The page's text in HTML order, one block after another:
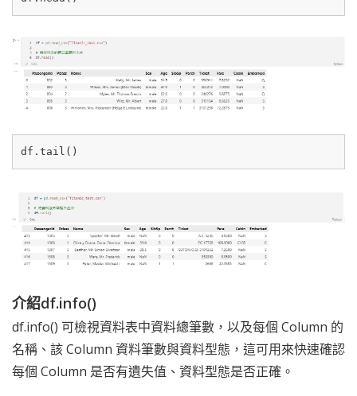
介紹df.info()
df.info() 可檢視資料表中資料總筆數，以及每個 Column 的
名稱、該 Column 資料筆數與資料型態，這可用來快速確認
每個 Column 是否有遺失值、資料型態是否正確。